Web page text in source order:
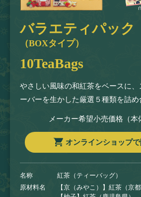
バラエティパック
（BOXタイプ）
10TeaBags
やさしい風味の和紅茶をベースに
ーバーを生かした厳選５種類を詰め
メーカー希望小売価格（本
オンラインショップ
名称
紅茶（ティーバッグ）
原材料名
【京（みやこ）】紅茶（京都